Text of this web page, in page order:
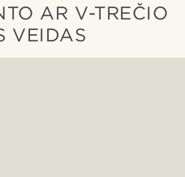
AR V-TREČIO
VEIDAS